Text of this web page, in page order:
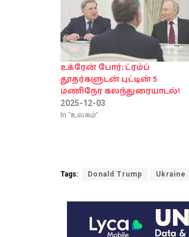
உக்ரேன் போர்; ட்ரம்ப்
தூதர்களுடன் புட்டின் 5
மணிநேர கலந்துரையாடல்!
2025-12-03
In "உலகம்"
Tags: Donald Trump Ukraine